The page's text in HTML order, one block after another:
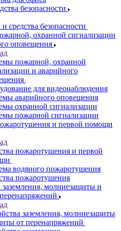
безопасности
средства безопасности
охранной сигнализации
оповещения
пожарной, охранной
и аварийного
для видеонаблюдения
аварийного оповещения
охранной сигнализации
пожарной сигнализации
и первой помощи
пожаротушения и первой
водяного пожаротушения
пожаротушения
заземления, молниезащиты и
заземления, молниезащиты
от перенапряжений